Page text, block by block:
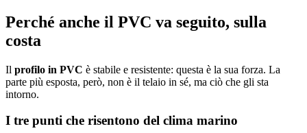
Perché anche il PVC va seguito, sulla
costa
Il profilo in PVC è stabile e resistente: questa è la sua forza. La
parte più esposta, però, non è il telaio in sé, ma ciò che gli sta
intorno.
I tre punti che risentono del clima marino